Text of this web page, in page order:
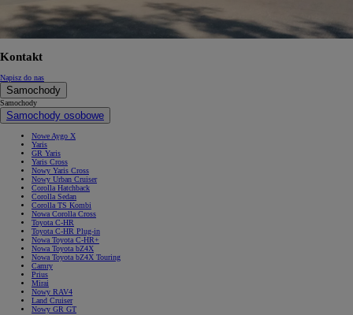
Kontakt
Napisz do nas
Samochody
Samochody
Samochody osobowe
Nowe Aygo X
Yaris
GR Yaris
Yaris Cross
Nowy Yaris Cross
Nowy Urban Cruiser
Corolla Hatchback
Corolla Sedan
Corolla TS Kombi
Nowa Corolla Cross
Toyota C-HR
Toyota C-HR Plug-in
Nowa Toyota C-HR+
Nowa Toyota bZ4X
Nowa Toyota bZ4X Touring
Camry
Prius
Mirai
Nowy RAV4
Land Cruiser
Nowy GR GT